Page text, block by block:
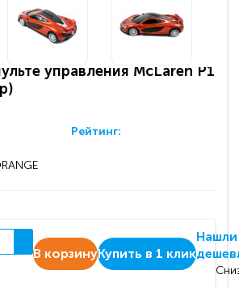
управления McLaren P1
Рейтинг:
В корзинуКупить в 1 клик
Нашли